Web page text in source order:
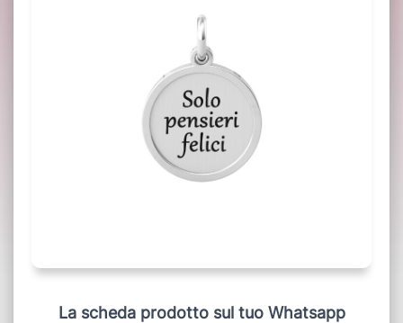
La scheda prodotto sul tuo Whatsapp